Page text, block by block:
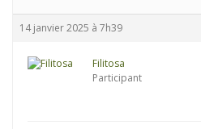
14 janvier 2025 à 7h39
Filitosa
Participant